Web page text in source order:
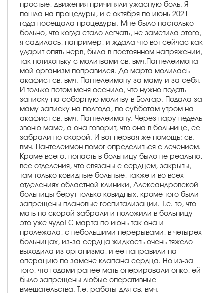
простые, движения причиняли ужасную боль. Я
пошла на процедуры, и с октября по июнь 2021
года посещала процедуры. Мне было настолько
больно, что когда стало легчать, не заметила этого,
я садилась, например, и ждала что вот сейчас как
ударит опять нерв, была в постоянном напряжении,
так потихоньку с молитвами св. вмч.Пантелеимона
мой организм поправился. До марта молилась
акафист св. вмч. Пантелеимону за маму и за себя.
И только потом меня осенило, что нужно подать
записку на соборную молитву в Болгар. Подала за
маму записку на полгода, по субботам утром на
акафист св. вмч. Пантелеимону. Через пару недель
звоню маме, а она говорит, что она в больнице, ее
забрали по скорой. И вот первая же помощь: св.
вмч. Пантелеимон помог определиться с лечением.
Кроме всего, попасть в больницу было не реально,
все отделения, что связаны с сердцем, закрыты,
там только ковидные больные, также и во всех
отделениях областной клиники, Александровской
больницы берут только ковидных, кроме того были
запрещены плановые госпитализации. Т.е. то, что
мать по скорой забрали и положили в больницу -
это уже чудо! С марта по июнь так она и
пролежала, с небольшими перерывами, в четырех
больницах, из-за сердца жидкость очень тяжело
выходила из организма, и ее направили на
операцию по замене клапана сердца. Но из-за
того, что годами ранее мать оперировали онко, ей
было запрещены любые оперативные
вмешательства. Т.е. работы для св. вмч.